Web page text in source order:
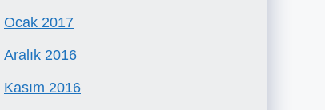
Ocak 2017
Aralık 2016
Kasım 2016